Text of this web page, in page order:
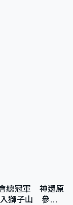
總冠軍 神還原
入獅子山 參賽